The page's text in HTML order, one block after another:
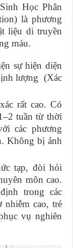
Học Phân
là phương
liệu di truyền
máu.
sự hiện diện
lượng (Xác
rất cao. Có
tuần từ thời
các phương
Không bị ảnh
tạp, đòi hỏi
môn cao.
trong các
nhiễm cao, trẻ
vụ nghiên